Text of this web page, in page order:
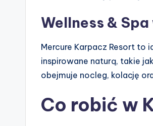
Wellness &
Mercure Karpacz Resort to
inspirowane naturą, takie
obejmuje nocleg, kolację
Co robić w